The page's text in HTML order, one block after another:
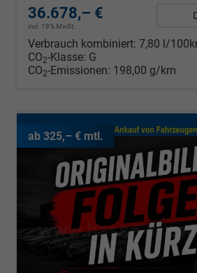
36.678,– €
incl. 19% MwSt.
Verbrauch kombiniert: 7,80 l/
CO2-Klasse: G
CO2-Emissionen: 198,00 g/km
ab 325,– € mtl.